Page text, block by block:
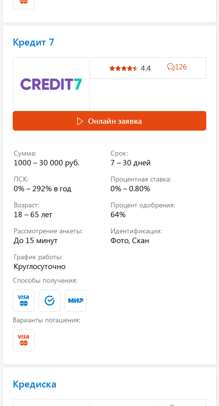
Кредит 7
4.4 126
Онлайн заявка
Сумма:
1000 – 30 000 руб.
Срок:
7 – 30 дней
ПСК:
0% – 292% в год
Процентная ставка:
0% – 0.80%
Возраст:
18 – 65 лет
Процент одобрения:
64%
Рассмотрение анкеты:
До 15 минут
Идентификация:
Фото, Скан
График работы:
Круглосуточно
Способы получения:
Варианты погашения:
Кредиска